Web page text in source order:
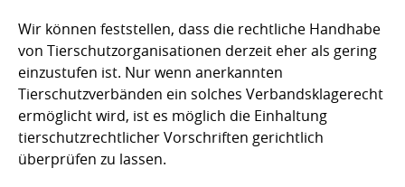
Wir können feststellen, dass die rechtliche Handhabe
von Tierschutzorganisationen derzeit eher als gering
einzustufen ist. Nur wenn anerkannten
Tierschutzverbänden ein solches Verbandsklagerecht
ermöglicht wird, ist es möglich die Einhaltung
tierschutzrechtlicher Vorschriften gerichtlich
überprüfen zu lassen.